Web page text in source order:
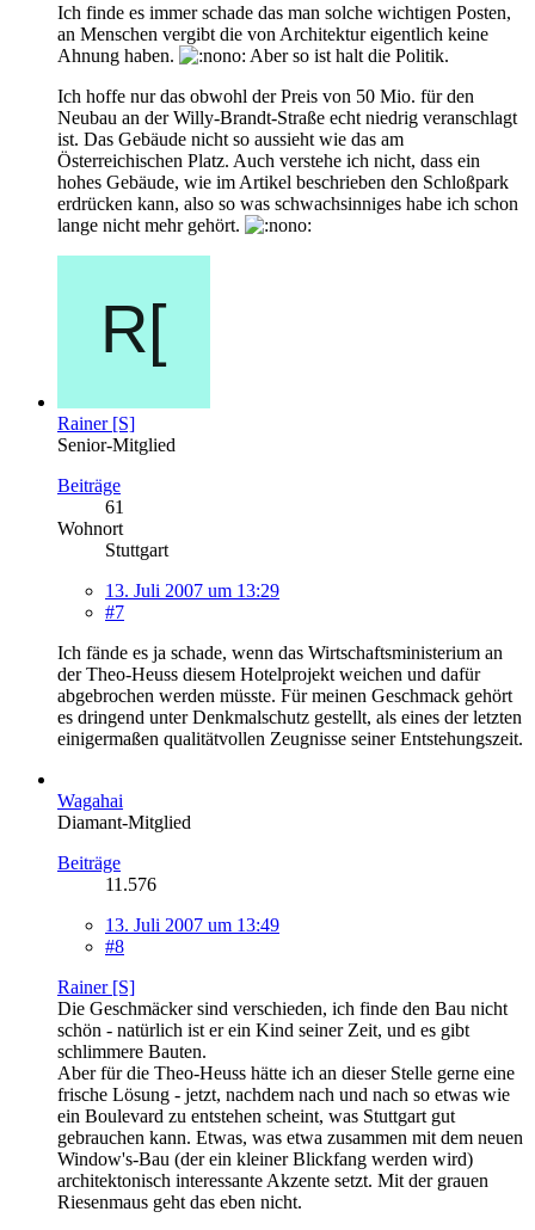
Ich finde es immer schade das man solche wichtigen Posten,
an Menschen vergibt die von Architektur eigentlich keine
Ahnung haben.
Aber so ist halt die Politik.
Ich hoffe nur das obwohl der Preis von 50 Mio. für den
Neubau an der Willy-Brandt-Straße echt niedrig veranschlagt
ist. Das Gebäude nicht so aussieht wie das am
Österreichischen Platz. Auch verstehe ich nicht, dass ein
hohes Gebäude, wie im Artikel beschrieben den Schloßpark
erdrücken kann, also so was schwachsinniges habe ich schon
lange nicht mehr gehört.
Rainer [S]
Senior-Mitglied
Beiträge
61
Wohnort
Stuttgart
13. Juli 2007 um 13:29
#7
Ich fände es ja schade, wenn das Wirtschaftsministerium an
der Theo-Heuss diesem Hotelprojekt weichen und dafür
abgebrochen werden müsste. Für meinen Geschmack gehört
es dringend unter Denkmalschutz gestellt, als eines der letzten
einigermaßen qualitätvollen Zeugnisse seiner Entstehungszeit.
Wagahai
Diamant-Mitglied
Beiträge
11.576
13. Juli 2007 um 13:49
#8
Rainer [S]
Die Geschmäcker sind verschieden, ich finde den Bau nicht
schön - natürlich ist er ein Kind seiner Zeit, und es gibt
schlimmere Bauten.
Aber für die Theo-Heuss hätte ich an dieser Stelle gerne eine
frische Lösung - jetzt, nachdem nach und nach so etwas wie
ein Boulevard zu entstehen scheint, was Stuttgart gut
gebrauchen kann. Etwas, was etwa zusammen mit dem neuen
Window's-Bau (der ein kleiner Blickfang werden wird)
architektonisch interessante Akzente setzt. Mit der grauen
Riesenmaus geht das eben nicht.